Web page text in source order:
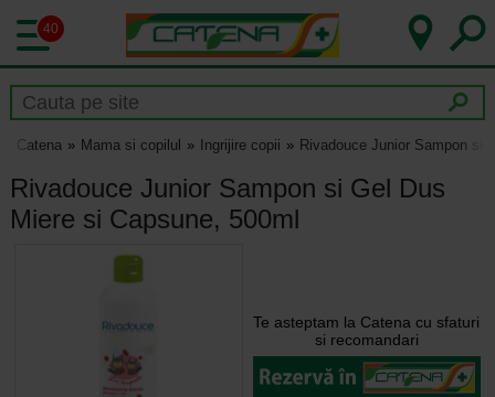
40
Catena Mama si copilul Ingrijire copii Rivadouce Junior Sampon si
Rivadouce Junior Sampon si Gel Dus
Miere si Capsune, 500ml
Te asteptam la Catena cu sfaturi
si recomandari